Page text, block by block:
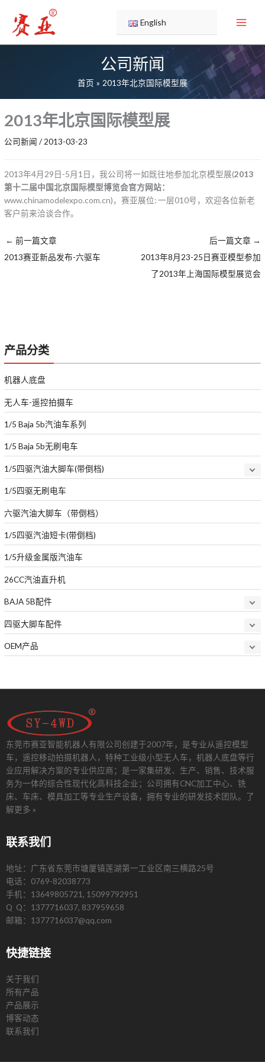
容
English
公司新闻
首页 2013年北京国际模型展
产品分类
机器人底盘
无人车-遥控拍摄车
1/5 Baja 5b汽油车系列
1/5 Baja 5b无刷电车
1/5四驱汽油大脚车(带倒档)
1/5四驱无刷电车
六驱汽油大脚车（带倒档）
1/5四驱汽油短卡(带倒档)
1/5升级金属版汽油车
26CC汽油直升机
BAJA 5B配件
四驱大脚车配件
OEM产品
2013年北京国际模型展
公司新闻 / 2013-03-23
2013年4月29日-5月1日，我公司将一如既往地参加北京模型展(2013
第十二届中国北京国际模型博览会官方网站：
www.chinamodelexpo.com.cn)，赛亚展位: 一层010号，欢迎各位新老
客户前来洽谈合作。
← 前一篇文章
2013赛亚新品发布-六驱车
后一篇文章 →
2013年8月23-25日赛亚模型参加
了2013年上海国际模型展览会
东莞市赛亚智能机器人有限公司创建于2007年，是专业从遥控模型
车，遥控移动拍摄机器人，特种工业级小型无人车，机器人底盘等行
业应用解决方案的专业供应商；是一家集研发、生产、销售、技术服
务为一体的综合性现代化高科技企业；公司拥有CNC加工中心、铣
床、车床、模具加工等专业生产设备，拥有专业的研发技术团队。 了
解更多 »
联系我们
地址：广东省东莞市塘厦镇莲湖第一工业区南三横路25号
电话：0769-82038773
手机：13649805721, 15099792951
Q Q：1377716037, 837959658
邮箱：1377716037@qq.com
快捷链接
关于我们
所有产品
产品展示
博客动态
联系我们